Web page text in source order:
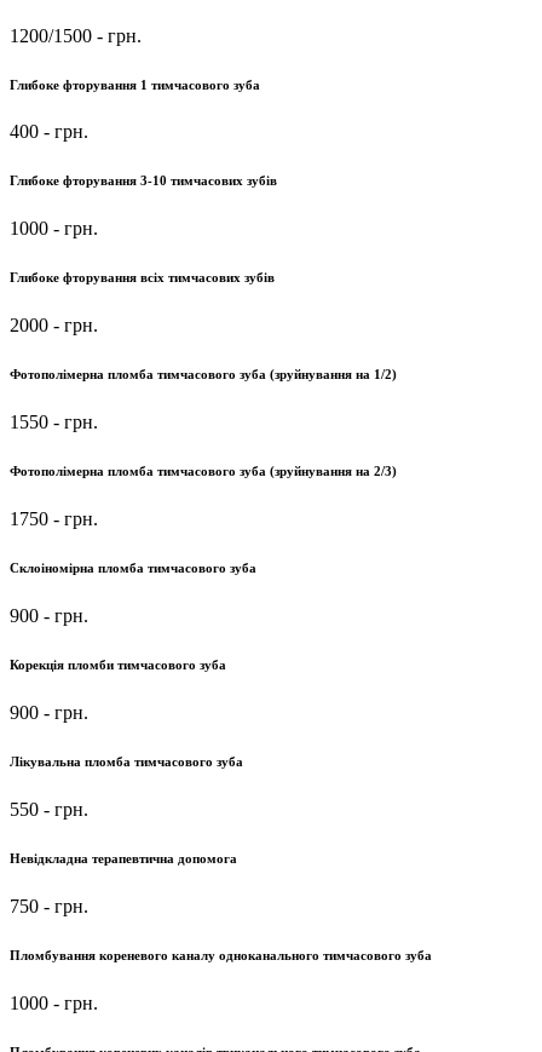
1200/1500 - грн.
Глибоке фторування 1 тимчасового зуба
400 - грн.
Глибоке фторування 3-10 тимчасових зубів
1000 - грн.
Глибоке фторування всіх тимчасових зубів
2000 - грн.
Фотополімерна пломба тимчасового зуба (зруйнування на 1/2)
1550 - грн.
Фотополімерна пломба тимчасового зуба (зруйнування на 2/3)
1750 - грн.
Склоіномірна пломба тимчасового зуба
900 - грн.
Корекція пломби тимчасового зуба
900 - грн.
Лікувальна пломба тимчасового зуба
550 - грн.
Невідкладна терапевтична допомога
750 - грн.
Пломбування кореневого каналу одноканального тимчасового зуба
1000 - грн.